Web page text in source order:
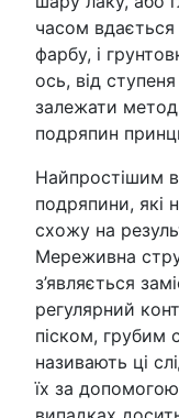
часом вдається
фарбу, і
ось, від
залежати
подряпин
Найпростішим
подряпини, які
схожу на
Мереживна
з’являється
регулярний
піском, грубим
називають ці
їх за